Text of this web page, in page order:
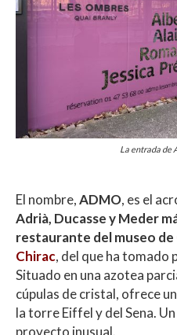
La entrada de
El nombre,ADMO, es el
Adrià, Ducasse y Meder
restaurante del museo de
Chirac, del que ha tomado
Situado en una azotea
cúpulas de cristal, ofrece
la torre Eiffel y del Sena.
proyecto inusual.